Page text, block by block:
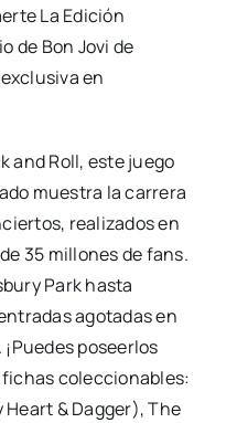
La Edición
de Bon Jovi de
en
and Roll, este juego
muestra la carrera
realizados en
35 millones de fans.
Park hasta
agotadas en
poseerlos
coleccionables:
& Dagger), The